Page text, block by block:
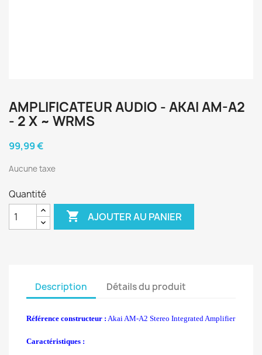
AMPLIFICATEUR AUDIO - AKAI AM-A2
- 2 X ~ WRMS
99,99 €
Aucune taxe
Quantité
 AJOUTER AU PANIER
Description Détails du produit
Référence constructeur : Akai AM-A2 Stereo Integrated Amplifier
Caractéristiques :